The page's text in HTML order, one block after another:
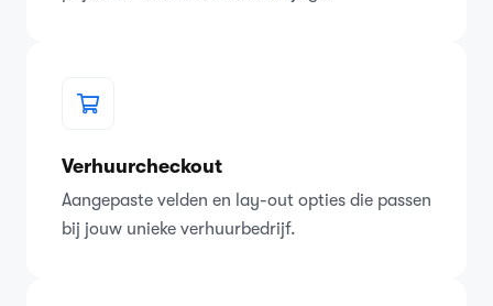
Verhuurcheckout
Aangepaste velden en lay-out opties die passen
bij jouw unieke verhuurbedrijf.